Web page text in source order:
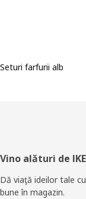
Seturi farfurii alb
Subsol
Vino alături de
Dă viaţă ideilor tale
bune în magazin.